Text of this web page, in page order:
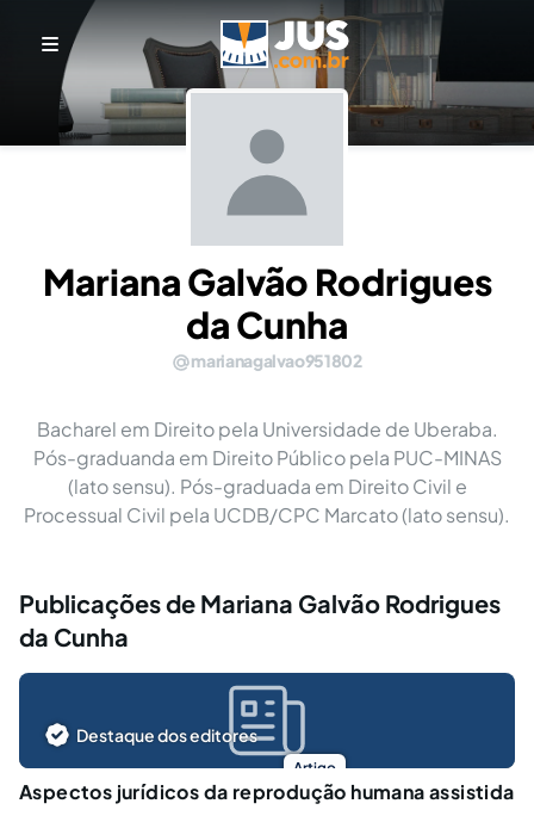
Mariana Galvão Rodrigues
da Cunha
marianagalvao951802
Bacharel em Direito pela Universidade de Uberaba.
Pós-graduanda em Direito Público pela PUC-MINAS
(lato sensu). Pós-graduada em Direito Civil e
Processual Civil pela UCDB/CPC Marcato (lato sensu).
Publicações de Mariana Galvão Rodrigues
da Cunha
Artigo
Destaque dos editores
Aspectos jurídicos da reprodução humana assistida